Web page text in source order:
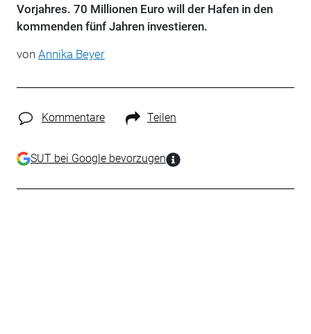
Vorjahres. 70 Millionen Euro will der Hafen in den
kommenden fünf Jahren investieren.
von Annika Beyer
Kommentare Teilen
SUT bei Google bevorzugen